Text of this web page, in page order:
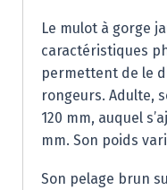
Le mulot à gorge
caractéristiques
permettent de le
rongeurs. Adulte,
120 mm, auquel
mm. Son poids
Son pelage brun